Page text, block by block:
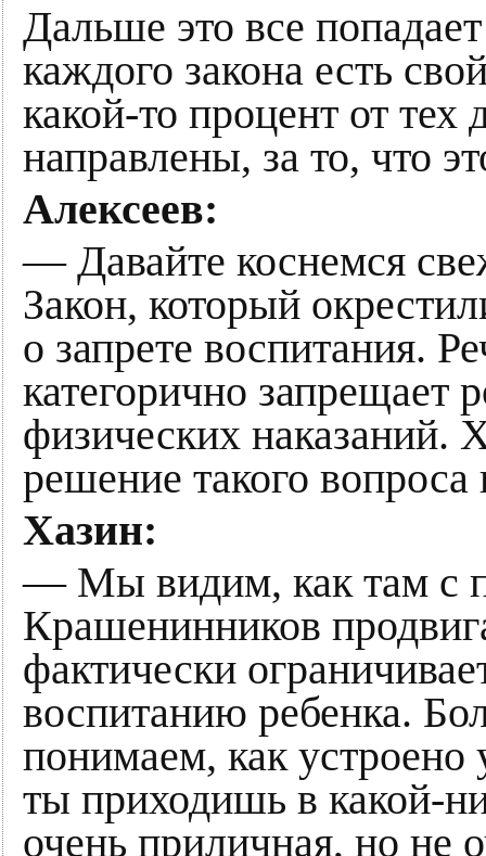
Дальше это все
каждого закона есть
какой-то процент от тех
направлены, за то, что
Алексеев:
— Давайте коснемся
Закон, который
о запрете воспитания.
категорично запрещает
физических наказаний.
решение такого
Хазин:
— Мы видим, как там с
Крашенинников
фактически
воспитанию ребенка.
понимаем, как устроено
ты приходишь в какой-
очень приличная, но не